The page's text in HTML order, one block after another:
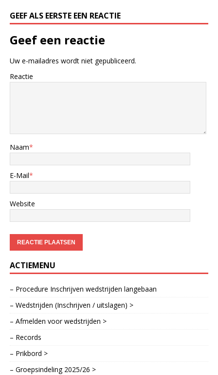
GEEF ALS EERSTE EEN REACTIE
Geef een reactie
Uw e-mailadres wordt niet gepubliceerd.
Reactie
Naam*
E-Mail*
Website
ACTIEMENU
– Procedure Inschrijven wedstrijden langebaan
– Wedstrijden (Inschrijven / uitslagen) >
– Afmelden voor wedstrijden >
– Records
– Prikbord >
– Groepsindeling 2025/26 >